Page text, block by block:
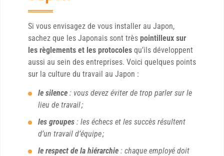
Si vous envisagez de vous installer au Japon,
sachez que les Japonais sont très pointilleux sur
les règlements et les protocoles qu’ils développent
aussi au sein des entreprises. Voici quelques points
sur la culture du travail au Japon :
le silence : vous devez éviter de trop parler sur le
lieu de travail ;
les groupes : les échecs et les succès résultent
d’un travail d’équipe ;
le respect de la hiérarchie : chaque employé doit